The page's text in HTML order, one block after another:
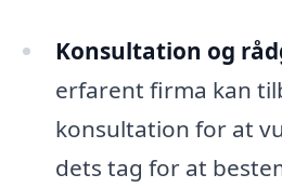
Konsultation og
erfarent firma kan
konsultation for at
dets tag for at